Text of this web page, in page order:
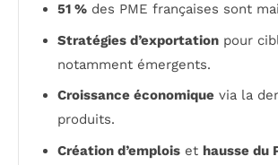
51 % des PME françaises sont
Stratégies d’exportation pour
notamment émergents.
Croissance économique via la
produits.
Création d’emplois et hausse du